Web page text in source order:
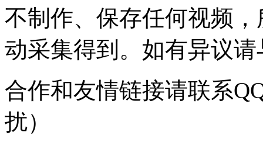
不制作、保存任何视频
动采集得到。如有异议
合作和友情链接请联系
扰）